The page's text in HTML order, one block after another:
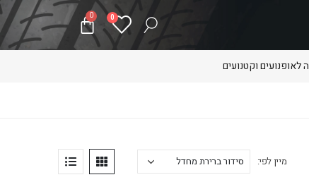
0
0
לאופנועים וקטנועים
מיין לפי: